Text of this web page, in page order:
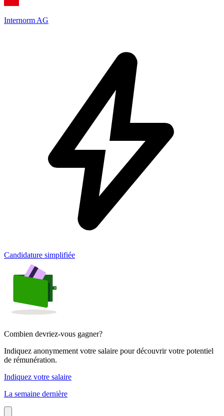
Internorm AG
Candidature simplifiée
Combien devriez-vous gagner?
Indiquez anonymement votre salaire pour découvrir votre potentiel
de rémunération.
Indiquez votre salaire
La semaine dernière